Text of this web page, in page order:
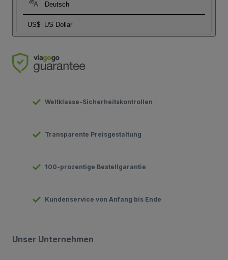
Deutsch
US$ US Dollar
Weltklasse-Sicherheitskontrollen
Transparente Preisgestaltung
100-prozentige Bestellgarantie
Kundenservice von Anfang bis Ende
Unser Unternehmen